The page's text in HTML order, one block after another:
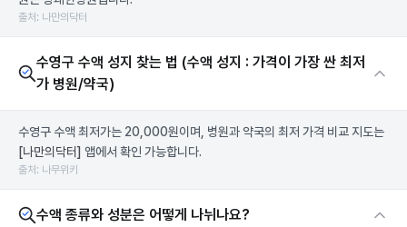
출처: 나만의닥터
수영구 수액 성지 찾는 법 (수액 성지 : 가격이 가장 싼 최저
가 병원/약국)
수영구 수액 최저가는 20,000원이며, 병원과 약국의 최저 가격 비교 지도는
[나만의닥터] 앱에서 확인 가능합니다.
출처: 나무위키
수액 종류와 성분은 어떻게 나뉘나요?